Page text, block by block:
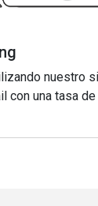
nuestro
con una tasa